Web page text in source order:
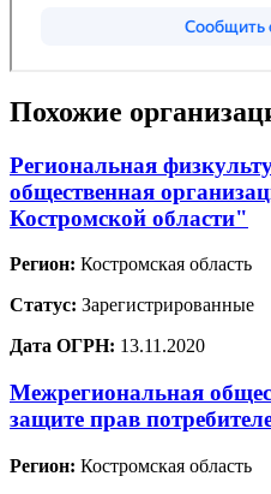
Похожие
Региональная
общественная
Костромской области"
Регион: Костромская область
Статус: Зарегистрированные
Дата ОГРН: 13.11.2020
Межрегиональная
защите прав
Регион: Костромская область